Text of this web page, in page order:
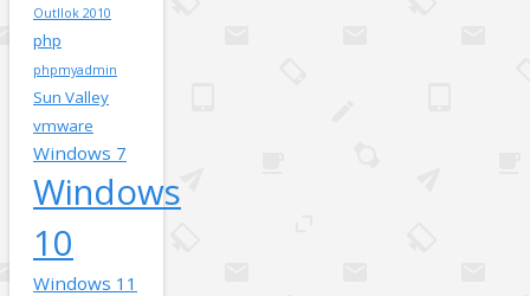
Outllok 2010
php
phpmyadmin
Sun Valley
vmware
Windows 7
Windows
10
Windows 11